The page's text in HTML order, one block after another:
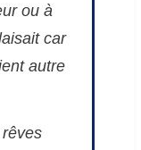
ou à
car
autre